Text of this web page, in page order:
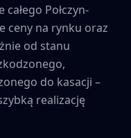
całego Połczyn-
ceny na rynku oraz
od stanu
do kasacji –
realizację